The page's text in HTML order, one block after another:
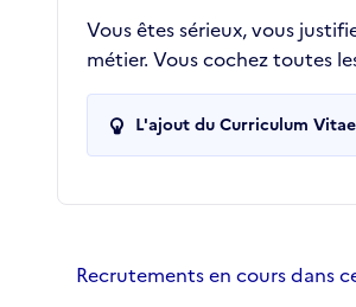
Vous êtes sérieux, vous
métier. Vous cochez toutes
L'ajout du Curriculum
Recrutements de la
Recrutements en cours dans